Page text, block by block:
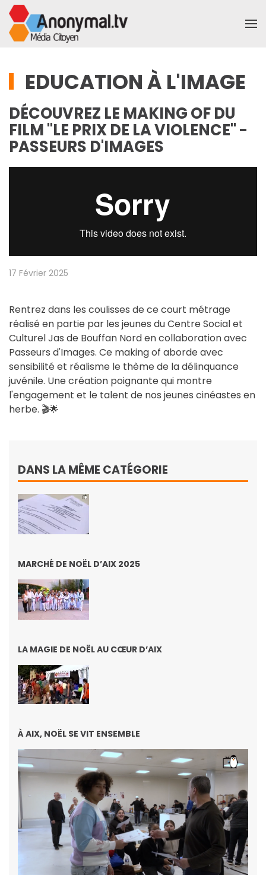
Accéder au contenu principal
EDUCATION À L'IMAGE
DÉCOUVREZ LE MAKING OF DU
FILM "LE PRIX DE LA VIOLENCE" -
PASSEURS D'IMAGES
17 Février 2025
Rentrez dans les coulisses de ce court métrage
réalisé en partie par les jeunes du Centre Social et
Culturel Jas de Bouffan Nord en collaboration avec
Passeurs d'Images. Ce making of aborde avec
sensibilité et réalisme le thème de la délinquance
juvénile. Une création poignante qui montre
l'engagement et le talent de nos jeunes cinéastes en
herbe. 🎬🌟
DANS LA MÊME CATÉGORIE
MARCHÉ DE NOËL D’AIX 2025
LA MAGIE DE NOËL AU CŒUR D’AIX
À AIX, NOËL SE VIT ENSEMBLE